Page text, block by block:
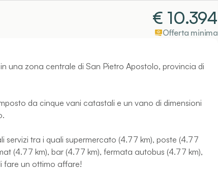
€ 10.394
Offerta minima
una zona centrale di San Pietro Apostolo, provincia di
da cinque vani catastali e un vano di dimensioni
servizi tra i quali supermercato (4.77 km), poste (4.77
(4.77 km), bar (4.77 km), fermata autobus (4.77 km),
fare un ottimo affare!